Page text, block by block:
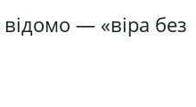
відомо — «віра без